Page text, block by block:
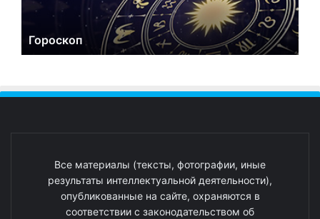
Гороскоп
Все материалы (тексты, фотографии, иные
результаты интеллектуальной деятельности),
опубликованные на сайте, охраняются в
соответствии с законодательством об